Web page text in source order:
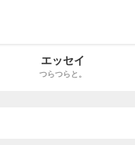
エッセイ
つらつらと。